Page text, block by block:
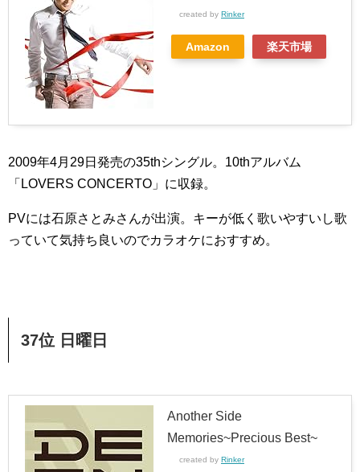
created by Rinker
Amazon 楽天市場
2009年4月29日発売の35thシングル。10thアルバム
「LOVERS CONCERTO」に収録。
PVには石原さとみさんが出演。キーが低く歌いやすいし歌
っていて気持ち良いのでカラオケにおすすめ。
37位 日曜日
Another Side
Memories~Precious Best~
created by Rinker